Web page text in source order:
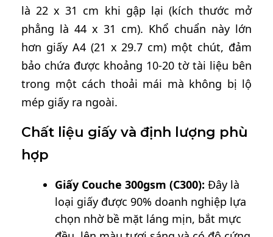
là 22 x 31 cm khi gập lại (kích thước mở
phẳng là 44 x 31 cm). Khổ chuẩn này lớn
hơn giấy A4 (21 x 29.7 cm) một chút, đảm
bảo chứa được khoảng 10-20 tờ tài liệu bên
trong một cách thoải mái mà không bị lộ
mép giấy ra ngoài.
Chất liệu giấy và định lượng phù
hợp
Giấy Couche 300gsm (C300): Đây là
loại giấy được 90% doanh nghiệp lựa
chọn nhờ bề mặt láng mịn, bắt mực